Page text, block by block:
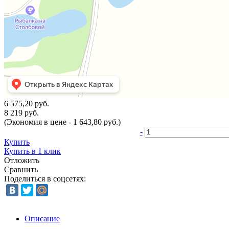
6 575,20 руб.
8 219 руб.
(Экономия в цене - 1 643,80 руб.)
-
Купить
Купить в 1 клик
Отложить
Сравнить
Поделиться в соцсетях:
Описание